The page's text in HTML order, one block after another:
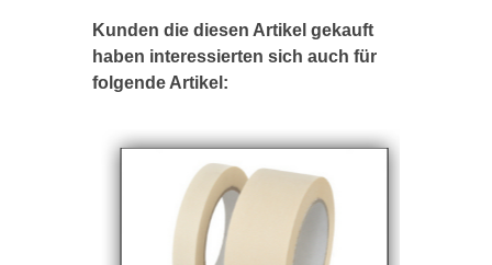
Kunden die diesen Artikel gekauft
haben interessierten sich auch für
folgende Artikel: